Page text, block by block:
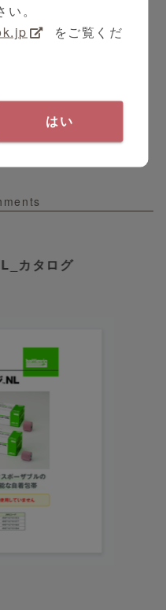
、保持、軽度の
自着包帯です。粘
るので、どなたで
用できます。
まに、重ねて巻く
ができます。手で
たままでも作業が
カタログ
。
をご覧くだ
はい